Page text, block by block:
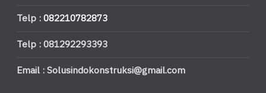
Telp :082210782873
Telp : 081292293393
Email : Solusindokonstruksi@gmail.com